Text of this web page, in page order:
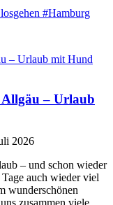
#Hamburg
Allgäu – Urlaub
2026
– und schon wieder
auch wieder viel
wunderschönen